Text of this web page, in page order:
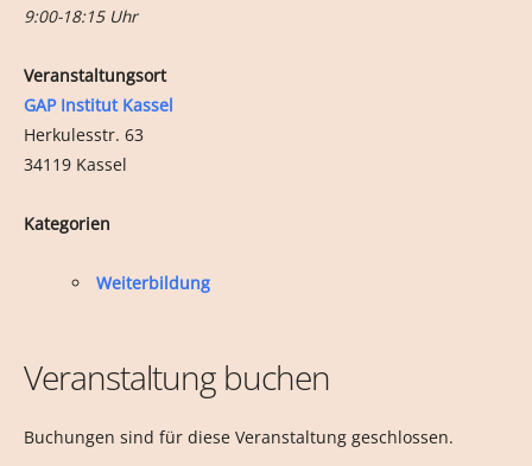
9:00-18:15 Uhr
Veranstaltungsort
GAP Institut Kassel
Herkulesstr. 63
34119 Kassel
Kategorien
Weiterbildung
Veranstaltung buchen
Buchungen sind für diese Veranstaltung geschlossen.